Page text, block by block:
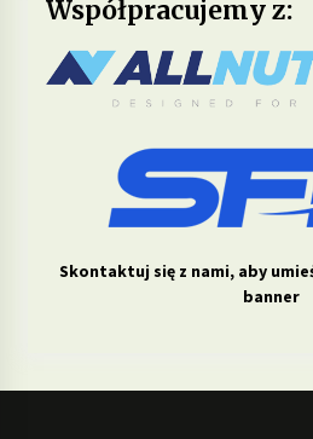
Współpracujemy z:
Skontaktuj się z nami, aby
banner